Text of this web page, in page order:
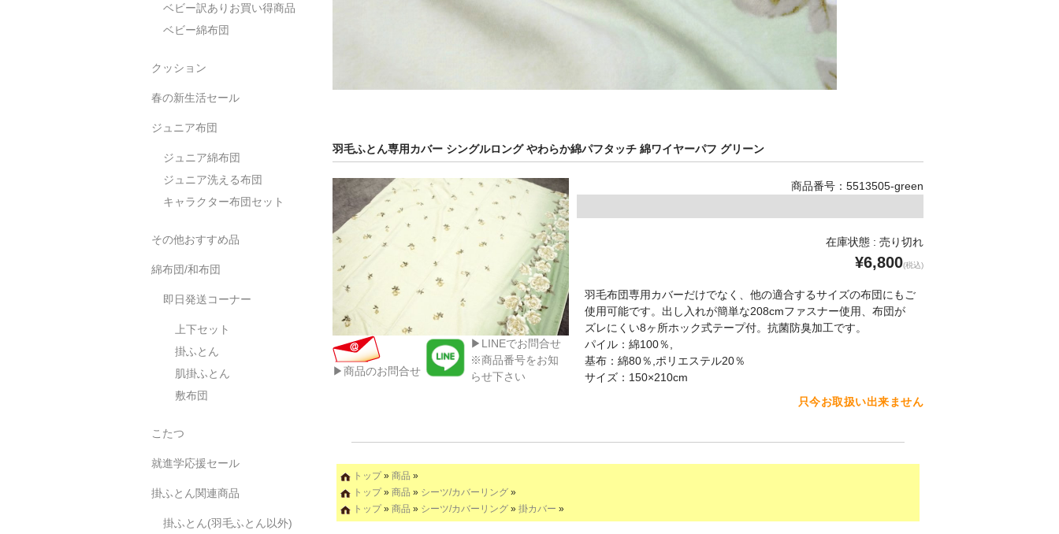
羽毛ふとん専用カバー シングルロング やわらか綿パフタッチ 綿ワイヤーパフ グリーン
▶商品のお問合せ
▶LINEでお問合せ
※商品番号をお知
らせ下さい
商品番号：5513505-green
在庫状態 : 売り切れ
¥6,800(税込)
羽毛布団専用カバーだけでなく、他の適合するサイズの布団にもご
使用可能です。出し入れが簡単な208cmファスナー使用、布団が
ズレにくい8ヶ所ホック式テープ付。抗菌防臭加工です。
パイル：綿100％,
基布：綿80％,ポリエステル20％
サイズ：150×210cm
只今お取扱い出来ません
トップ» 商品 »
トップ» 商品 » シーツ/カバーリング »
トップ» 商品 » シーツ/カバーリング » 掛カバー »
ベビー訳ありお買い得商品
ベビー綿布団
クッション
春の新生活セール
ジュニア布団
ジュニア綿布団
ジュニア洗える布団
キャラクター布団セット
その他おすすめ品
綿布団/和布団
即日発送コーナー
上下セット
掛ふとん
肌掛ふとん
敷布団
こたつ
就進学応援セール
掛ふとん関連商品
掛ふとん(羽毛ふとん以外)